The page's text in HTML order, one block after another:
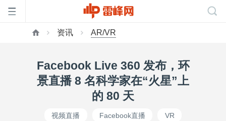
页
资讯 AR/VR
Facebook Live 360 发布，环
景直播 8 名科学家在“火星”上
的 80 天
视频直播 Facebook直播 VR